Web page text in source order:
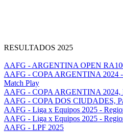
RESULTADOS 2025
AAFG - ARGENTINA OPEN
AAFG - COPA ARGENTINA 2024 -
Match Play
AAFG - COPA ARGENTINA 2024,
AAFG - COPA DOS CIUDADES,
AAFG - Liga x Equipos 2025 -
AAFG - Liga x Equipos 2025 -
AAFG - LPF 2025